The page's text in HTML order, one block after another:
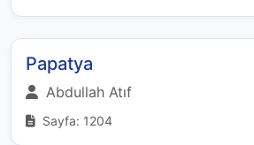
Papatya
Abdullah Atıf
Sayfa: 1204